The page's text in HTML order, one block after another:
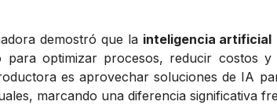
demostró que la inteligencia artificial
para optimizar procesos, reducir costos
es aprovechar soluciones de IA
marcando una diferencia significativa